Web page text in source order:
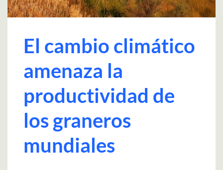
El cambio climático
amenaza la
productividad de
los graneros
mundiales